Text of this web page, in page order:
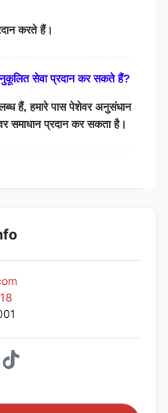
करते हैं।
सेवा प्रदान कर सकते हैं?
हैं, हमारे पास पेशेवर अनुसंधान
समाधान प्रदान कर सकता है।